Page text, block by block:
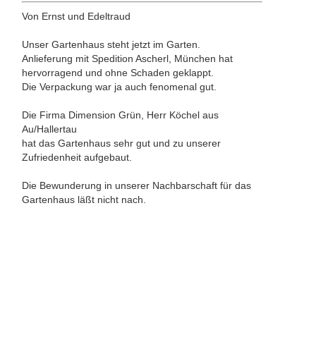
Von Ernst und Edeltraud
Unser Gartenhaus steht jetzt im Garten.
Anlieferung mit Spedition Ascherl, München hat
hervorragend und ohne Schaden geklappt.
Die Verpackung war ja auch fenomenal gut.
Die Firma Dimension Grün, Herr Köchel aus
Au/Hallertau
hat das Gartenhaus sehr gut und zu unserer
Zufriedenheit aufgebaut.
Die Bewunderung in unserer Nachbarschaft für das
Gartenhaus läßt nicht nach.